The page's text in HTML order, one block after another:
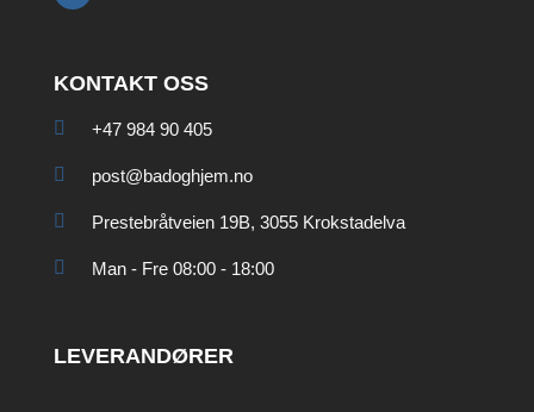
KONTAKT OSS
+47 984 90 405
post@badoghjem.no
Prestebråtveien 19B, 3055 Krokstadelva
Man - Fre 08:00 - 18:00
LEVERANDØRER